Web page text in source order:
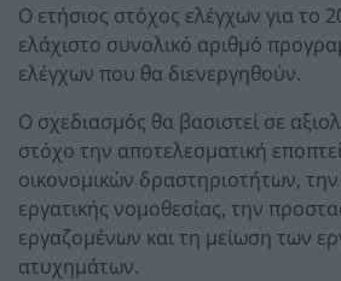
Ο ετήσιος στόχος ελέγχων για το
ελάχιστο συνολικό αριθμό
ελέγχων που θα διενεργηθούν.
Ο σχεδιασμός θα βασιστεί σε
στόχο την αποτελεσματική
οικονομικών δραστηριοτήτων,
εργατικής νομοθεσίας, την
εργαζομένων και τη μείωση των
ατυχημάτων.